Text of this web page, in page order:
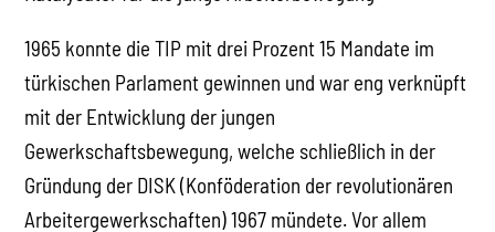
1965 konnte die TIP mit drei Prozent 15 Mandate im
türkischen Parlament gewinnen und war eng verknüpft
mit der Entwicklung der jungen
Gewerkschaftsbewegung, welche schließlich in der
Gründung der DISK (Konföderation der revolutionären
Arbeitergewerkschaften) 1967 mündete. Vor allem